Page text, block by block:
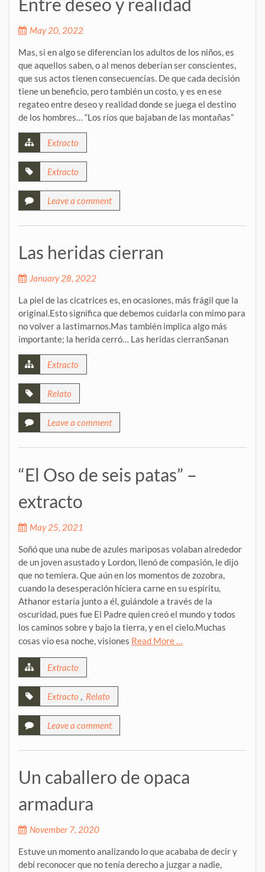
May 20, 2022
Mas, si en algo se diferencian los adultos de los niños, es
que aquellos saben, o al menos deberían ser conscientes,
que sus actos tienen consecuencias. De que cada decisión
tiene un beneficio, pero también un costo, y es en ese
regateo entre deseo y realidad donde se juega el destino
de los hombres… “Los ríos que bajaban de las montañas”
Extracto
Extracto
Leave a comment
Las heridas cierran
January 28, 2022
La piel de las cicatrices es, en ocasiones, más frágil que la
original.Esto significa que debemos cuidarla con mimo para
no volver a lastimarnos.Mas también implica algo más
importante; la herida cerró… Las heridas cierranSanan
Extracto
Relato
Leave a comment
“El Oso de seis patas” –
extracto
May 25, 2021
Soñó que una nube de azules mariposas volaban alrededor
de un joven asustado y Lordon, llenó de compasión, le dijo
que no temiera. Que aún en los momentos de zozobra,
cuando la desesperación hiciera carne en su espíritu,
Athanor estaría junto a él, guiándole a través de la
oscuridad, pues fue El Padre quien creó el mundo y todos
los caminos sobre y bajo la tierra, y en el cielo.Muchas
cosas vio esa noche, visiones Read More …
Extracto
Extracto Relato
Leave a comment
Un caballero de opaca
armadura
November 7, 2020
Estuve un momento analizando lo que acababa de decir y
debí reconocer que no tenía derecho a juzgar a nadie,